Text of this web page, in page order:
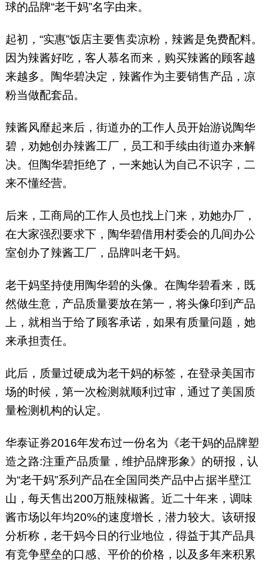
球的品牌“老干妈”名字由来。
起初，“实惠”饭店主要售卖凉粉，辣酱是免费配料。
因为辣酱好吃，客人慕名而来，购买辣酱的顾客越
来越多。陶华碧决定，辣酱作为主要销售产品，凉
粉当做配套品。
辣酱风靡起来后，街道办的工作人员开始游说陶华
碧，劝她创办辣酱工厂，员工和手续由街道办来解
决。但陶华碧拒绝了，一来她认为自己不识字，二
来不懂经营。
后来，工商局的工作人员也找上门来，劝她办厂，
在大家强烈要求下，陶华碧借用村委会的几间办公
室创办了辣酱工厂，品牌叫老干妈。
老干妈坚持使用陶华碧的头像。在陶华碧看来，既
然做生意，产品质量要放在第一，将头像印到产品
上，就相当于给了顾客承诺，如果有质量问题，她
来承担责任。
此后，质量过硬成为老干妈的标签，在登录美国市
场的时候，第一次检测就顺利过审，通过了美国质
量检测机构的认定。
华泰证券2016年发布过一份名为《老干妈的品牌塑
造之路:注重产品质量，维护品牌形象》的研报，认
为“老干妈”系列产品在全国同类产品中占据半壁江
山，每天售出200万瓶辣椒酱。近二十年来，调味
酱市场以年均20%的速度增长，潜力较大。该研报
分析称，老干妈今日的行业地位，得益于其产品具
有竞争壁垒的口感、平价的价格，以及多年来积累